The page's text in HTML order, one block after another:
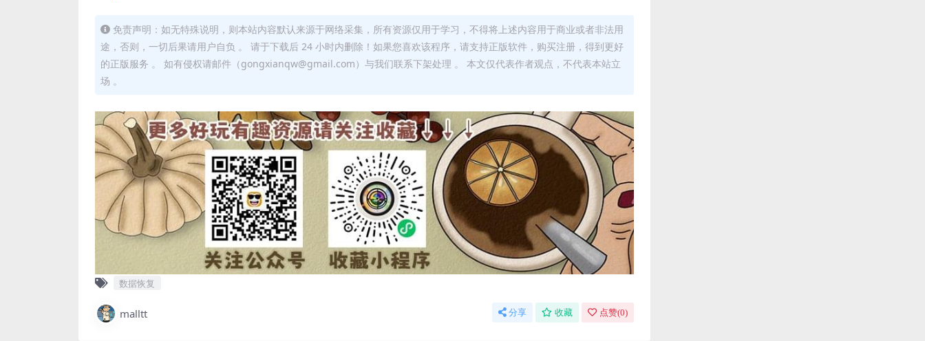
免责声明：如无特殊说明，则本站内容默认来源于网络采集，所有资源仅用于学习，不得将上述内容用于商业或者非法用
途，否则，一切后果请用户自负 。 请于下载后 24 小时内删除！如果您喜欢该程序，请支持正版软件，购买注册，得到更好
的正版服务 。 如有侵权请邮件（gongxianqw@gmail.com）与我们联系下架处理 。 本文仅代表作者观点，不代表本站立
场 。
数据恢复
malltt 分享 收藏 点赞(0)